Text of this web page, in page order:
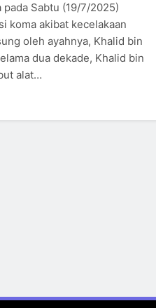
Sabtu (19/7/2025)
koma akibat kecelakaan
oleh ayahnya, Khalid bin
dua dekade, Khalid bin
alat…